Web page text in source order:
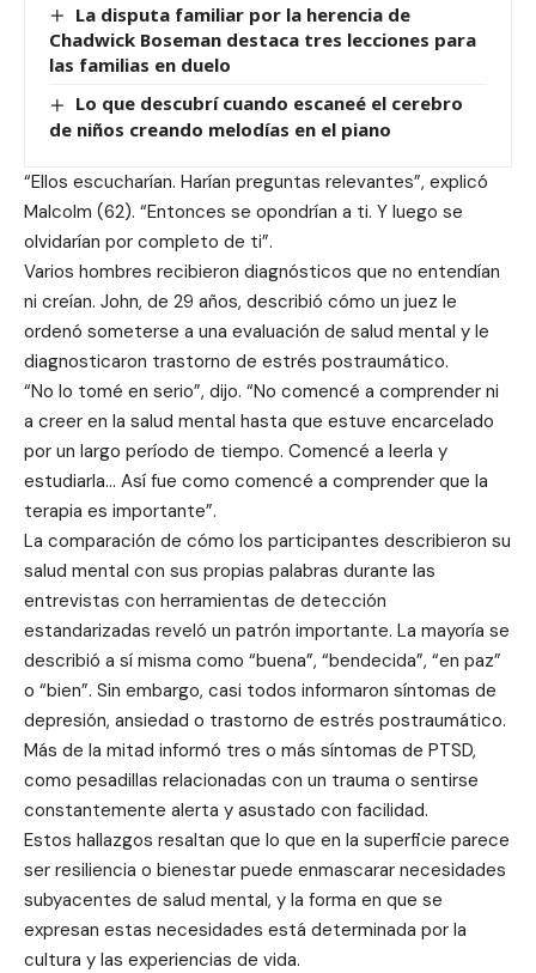
La disputa familiar por la herencia de
Chadwick Boseman destaca tres lecciones para
las familias en duelo
Lo que descubrí cuando escaneé el cerebro
de niños creando melodías en el piano
“Ellos escucharían. Harían preguntas relevantes”, explicó
Malcolm (62). “Entonces se opondrían a ti. Y luego se
olvidarían por completo de ti”.
Varios hombres recibieron diagnósticos que no entendían
ni creían. John, de 29 años, describió cómo un juez le
ordenó someterse a una evaluación de salud mental y le
diagnosticaron trastorno de estrés postraumático.
“No lo tomé en serio”, dijo. “No comencé a comprender ni
a creer en la salud mental hasta que estuve encarcelado
por un largo período de tiempo. Comencé a leerla y
estudiarla… Así fue como comencé a comprender que la
terapia es importante”.
La comparación de cómo los participantes describieron su
salud mental con sus propias palabras durante las
entrevistas con herramientas de detección
estandarizadas reveló un patrón importante. La mayoría se
describió a sí misma como “buena”, “bendecida”, “en paz”
o “bien”. Sin embargo, casi todos informaron síntomas de
depresión, ansiedad o trastorno de estrés postraumático.
Más de la mitad informó tres o más síntomas de PTSD,
como pesadillas relacionadas con un trauma o sentirse
constantemente alerta y asustado con facilidad.
Estos hallazgos resaltan que lo que en la superficie parece
ser resiliencia o bienestar puede enmascarar necesidades
subyacentes de salud mental, y la forma en que se
expresan estas necesidades está determinada por la
cultura y las experiencias de vida.